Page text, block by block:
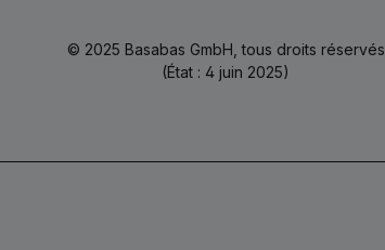
© 2025 Basabas GmbH, tous droits réservés
(État : 4 juin 2025)